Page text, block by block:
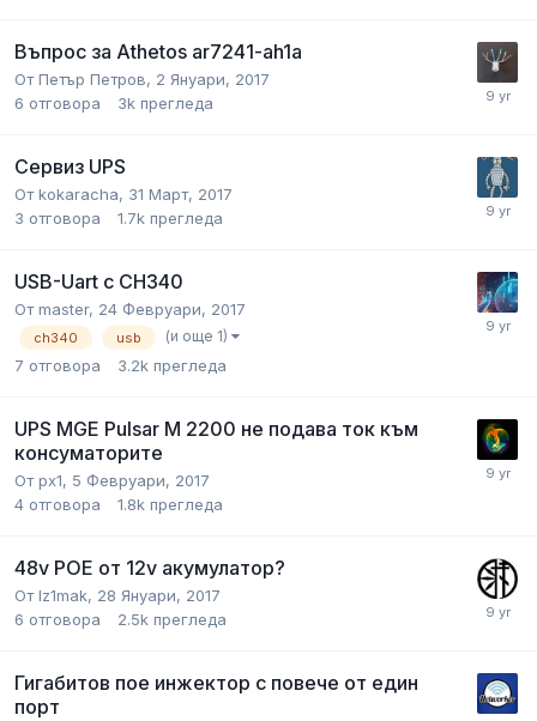
Въпрос за Athetos ar7241-ah1a
ОтПетър Петров, 2 Януари, 2017
6 отговора 3k прегледа
Сервиз UPS
Отkokaracha, 31 Март, 2017
3 отговора 1.7k прегледа
USB-Uart с CH340
Отmaster, 24 Февруари, 2017
ch340 usb (и още 1)
7 отговора 3.2k прегледа
UPS MGE Pulsar M 2200 не подава ток към
консуматорите
Отpx1, 5 Февруари, 2017
4 отговора 1.8k прегледа
48v POE от 12v акумулатор?
Отlz1mak, 28 Януари, 2017
6 отговора 2.5k прегледа
Гигабитов пое инжектор с повече от един
порт